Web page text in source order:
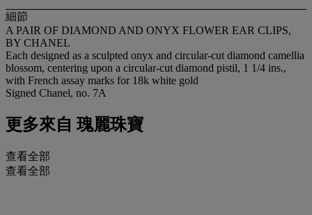
細節
A PAIR OF DIAMOND AND ONYX FLOWER EAR CLIPS,
BY CHANEL
Each designed as a sculpted onyx and circular-cut diamond camellia
blossom, centering upon a circular-cut diamond pistil, 1 1/4 ins.,
with French assay marks for 18k white gold
Signed Chanel, no. 7A
更多來自 瑰麗珠寶
查看全部
查看全部